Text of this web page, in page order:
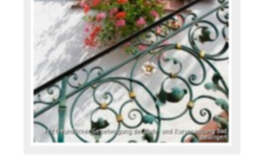
Mit freundlicher Genehmigung der Bade- und Kurverwaltung Bad
Bellingen